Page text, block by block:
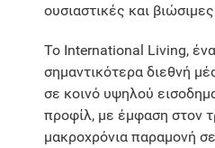
ουσιαστικές και
Το International Living,
σημαντικότερα διεθνή
σε κοινό υψηλού
προφίλ, με έμφαση στον
μακροχρόνια παραμονή